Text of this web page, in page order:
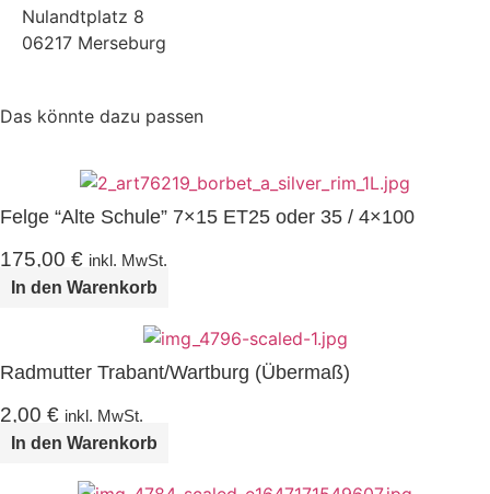
Nulandtplatz 8
06217 Merseburg
Das könnte dazu passen
Felge “Alte Schule” 7×15 ET25 oder 35 / 4×100
175,00 € inkl. MwSt.
In den Warenkorb
Radmutter Trabant/Wartburg (Übermaß)
2,00 € inkl. MwSt.
In den Warenkorb